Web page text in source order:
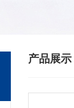
产品展示